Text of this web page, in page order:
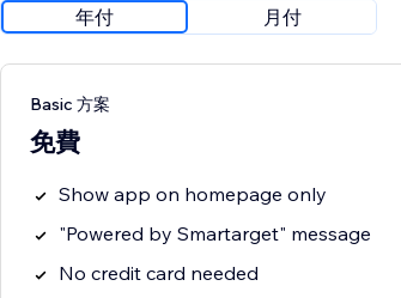
年付 月付
Basic 方案
免費
Show app on homepage only
"Powered by Smartarget" message
No credit card needed